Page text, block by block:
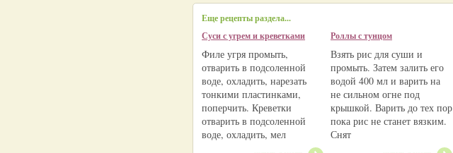
Еще рецепты раздела...
Суси с угрем и креветками
Филе угря промыть,
отварить в подсоленной
воде, охладить, нарезать
тонкими пластинками,
поперчить. Креветки
отварить в подсоленной
воде, охладить, мел
Роллы с тунцом
Взять рис для суши и
промыть. Затем залить его
водой 400 мл и варить на
не сильном огне под
крышкой. Варить до тех пор
пока рис не станет вязким.
Снят